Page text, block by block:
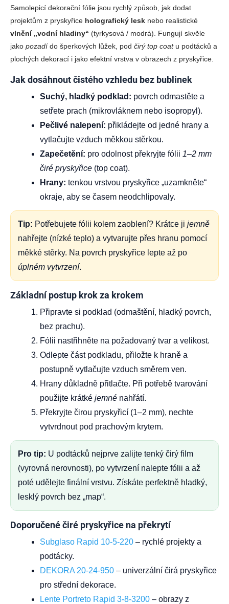
d
a
c
í
p
r
k
y
v
p
i
s
u
Samolepicí dekorační fólie jsou rychlý způsob, jak dodat
projektům z pryskyřice holografický lesk nebo realistické
vlnění „vodní hladiny“ (tyrkysová / modrá). Fungují skvěle
jako pozadído šperkových lůžek, pod čirý top coatu podtácků a
plochých dekorací i jako efektní vrstva v obrazech z pryskyřice.
Jak dosáhnout čistého vzhledu bez bublinek
Suchý, hladký podklad: povrch odmastěte a
setřete prach (mikrovláknem nebo isopropyl).
Pečlivé nalepení: přikládejte od jedné hrany a
vytlačujte vzduch měkkou stěrkou.
Zapečetění: pro odolnost překryjte fólii 1–2 mm
čiré pryskyřice (top coat).
Hrany: tenkou vrstvou pryskyřice „uzamkněte“
okraje, aby se časem neodchlipovaly.
Tip: Potřebujete fólii kolem zaoblení? Krátce ji jemně
nahřejte (nízké teplo) a vytvarujte přes hranu pomocí
měkké stěrky. Na povrch pryskyřice lepte až po
úplném vytvrzení.
Základní postup krok za krokem
Připravte si podklad (odmaštění, hladký povrch,
bez prachu).
Fólii nastřihněte na požadovaný tvar a velikost.
Odlepte část podkladu, přiložte k hraně a
postupně vytlačujte vzduch směrem ven.
Hrany důkladně přitlačte. Při potřebě tvarování
použijte krátké jemné nahřátí.
Překryjte čirou pryskyřicí (1–2 mm), nechte
vytvrdnout pod prachovým krytem.
Pro tip: U podtácků nejprve zalijte tenký čirý film
(vyrovná nerovnosti), po vytvrzení nalepte fólii a až
poté udělejte finální vrstvu. Získáte perfektně hladký,
lesklý povrch bez „map“.
Doporučené čiré pryskyřice na překrytí
Subglaso Rapid 10-5-220 – rychlé projekty a
podtácky.
DEKORA 20-24-950 – univerzální čirá pryskyřice
pro střední dekorace.
Lente Portreto Rapid 3-8-3200 – obrazy z